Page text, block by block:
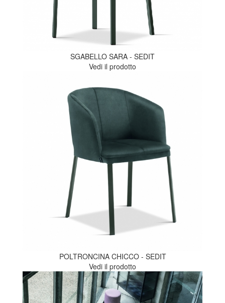
SGABELLO SARA - SEDIT
Vedi il prodotto
POLTRONCINA CHICCO - SEDIT
Vedi il prodotto